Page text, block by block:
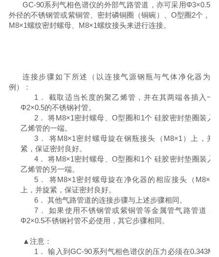
GC-90系列气相色谱仪的外部气路管道，亦可采用Φ3×0.5
外径的不锈钢管或紫铜管、密封磷铜圈（铜碗）、 O型圈2个，
M8×1螺纹密封螺母、 M8×1螺纹接头来进行连接。
连接步骤如下所述（以连接气源钢瓶与气体净化器为
例）：
1．截取适当长度的聚乙烯管，并在其两端各插入一
Φ2×0.5的不锈钢衬管。
2．将M8×1密封螺母、 O型圈和1个 硅胶密封垫圈装入
乙烯管的一端。
3． 将M8×1 密封螺母旋在钢瓶接头（ M8×1 ）上，并
紧，保证密封良好。
4．将M8×1密封螺母、 O型圈和1个 硅胶密封垫圈装入
乙烯管的另一端。
5． 将M8×1 密封螺母旋在净化器的相应接头（ M8×
上，并旋紧，保证密封良好。
6． 其他气路管道的连接步骤与上述步骤相同。
7．如果使用不锈钢管或紫铜管等金属管气路管道，
Φ2×0.5不锈钢衬管不必使用，其它步骤相同。
▲注意：
1．输入到GC-90系列气相色谱仪的压力必须在0.